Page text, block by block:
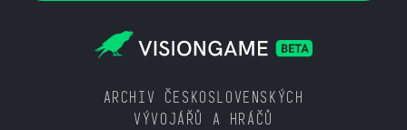
ARCHIV ČESKOSLOVENSKÝCH
VÝVOJÁŘŮ A HRÁČŮ